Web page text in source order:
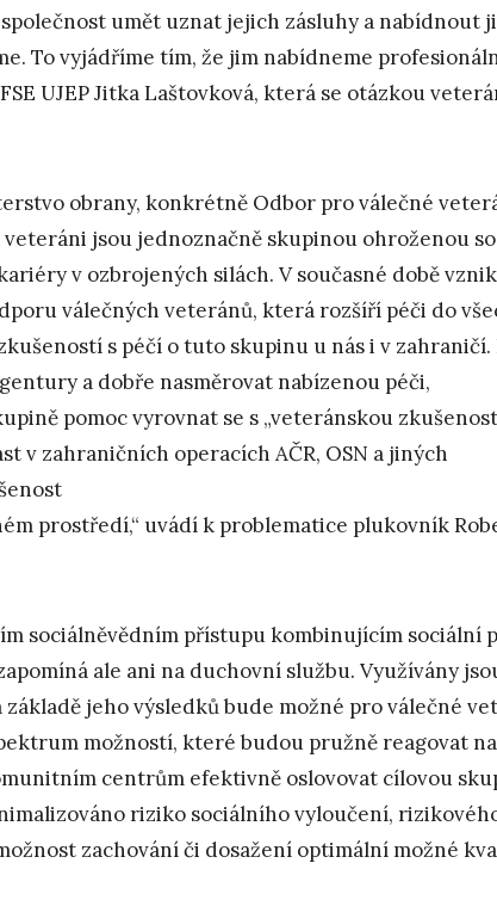
umět uznat jejich zásluhy a nabídnout
To vyjádříme tím, že jim nabídneme
UJEP Jitka Laštovková, která se otázkou
obrany, konkrétně Odbor pro válečné
veteráni jsou jednoznačně skupinou ohroženou
v ozbrojených silách. V současné době
válečných veteránů, která rozšíří péči do
s péčí o tuto skupinu u nás i v
a dobře nasměrovat nabízenou péči,
pomoc vyrovnat se s „veteránskou
v zahraničních operacích AČR, OSN a jiných
prostředí,“ uvádí k problematice plukovník
sociálněvědním přístupu kombinujícím sociální
ale ani na duchovní službu. Využívány
jeho výsledků bude možné pro válečné
možností, které budou pružně reagovat
centrům efektivně oslovovat cílovou
riziko sociálního vyloučení,
zachování či dosažení optimální možné